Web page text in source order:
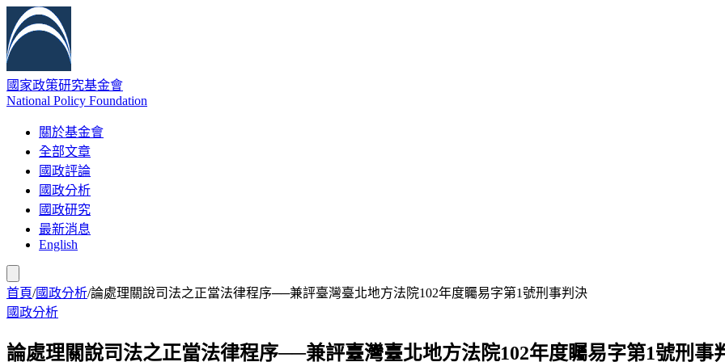
國家政策研究基金會
National Policy Foundation
關於基金會
全部文章
國政評論
國政分析
國政研究
最新消息
English
首頁/國政分析/論處理關說司法之正當法律程序──兼評臺灣臺北地方法院102年度矚易字第1號刑事判決
國政分析
論處理關說司法之正當法律程序──兼評臺灣臺北地方法院102年度矚易字第1號刑事